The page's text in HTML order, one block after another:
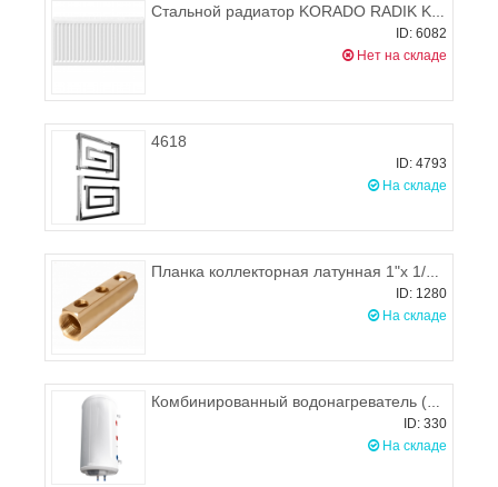
Стальной радиатор KORADO RADIK KLASIK 33 300x900 (боковое подключение), 1241-1920 Вт
ID: 6082
Нет на складе
4618
ID: 4793
На складе
Планка коллекторная латунная 1"х 1/2 3 выхода, ProFactor PFMF258.3
ID: 1280
На складе
Комбинированный водонагреватель (бойлер) Galmet NEPTUN KOMBI 120 левый
ID: 330
На складе